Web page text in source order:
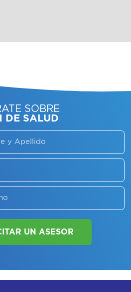
ASESORATE SOBRE
ELPLAN DE SALUD